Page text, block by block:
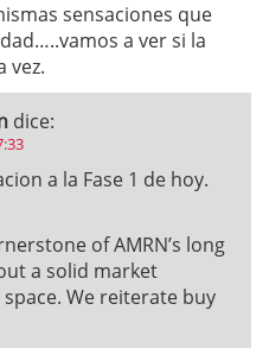
sensaciones que
a ver si la
vez.
dice:
a la Fase 1 de hoy.
of AMRN’s long
a solid market
We reiterate buy